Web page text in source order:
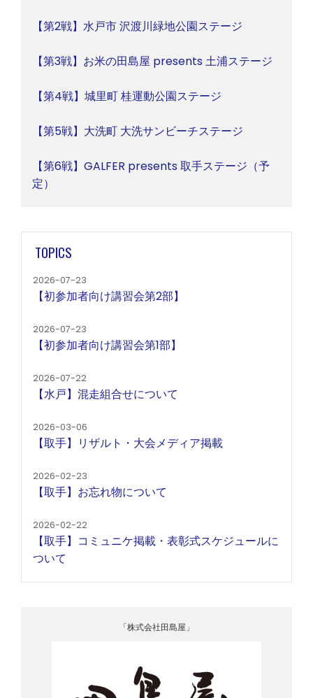
【第2戦】水戸市 沢渡川緑地公園ステージ
【第3戦】お米の田島屋 presents 土浦ステージ
【第4戦】城里町 桂運動公園ステージ
【第5戦】大洗町 大洗サンビーチステージ
【第6戦】GALFER presents 取手ステージ（予
定）
TOPICS
2026-07-23
【初参加者向け講習会第2部】
2026-07-23
【初参加者向け講習会第1部】
2026-07-22
【水戸】混走組合せについて
2026-03-06
【取手】リザルト・大会メディア掲載
2026-02-23
【取手】お忘れ物について
2026-02-22
【取手】コミュニケ掲載・表彰式スケジュールに
ついて
「株式会社田島屋」